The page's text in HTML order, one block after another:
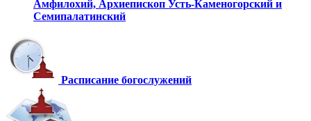
Амфилохий, Архиепископ Усть-Каменогорский и
Семипалатинский
Расписание богослужений